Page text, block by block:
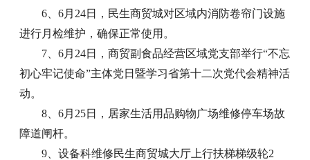
6、6月24日，民生商贸城对区域内消防卷帘门设施
进行月检维护，确保正常使用。
7、6月24日，商贸副食品经营区域党支部举行“不忘
初心牢记使命”主体党日暨学习省第十二次党代会精神活
动。
8、6月25日，居家生活用品购物广场维修停车场故
障道闸杆。
9、设备科维修民生商贸城大厅上行扶梯梯级轮2